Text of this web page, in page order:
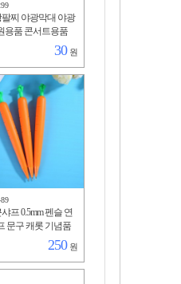
팔찌 야광막대 야광
용품 콘서트용품
제 클럽 형광봉 스
30 원
프 0.5mm 펜슬 연
문구 캐롯 기념품
사은품 행사 당근
용 인쇄가능250 원